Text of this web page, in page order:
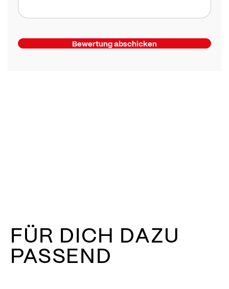
Bewertung abschicken
FÜR DICH DAZU
PASSEND